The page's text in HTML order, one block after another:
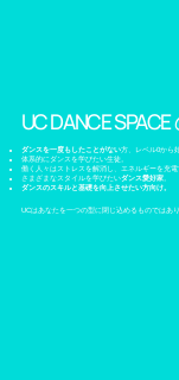
UC DANCE
ダンスを一度もしたことがない方、レベル0から
体系的にダンスを学びたい生徒。
働く人々はストレスを解消し、エネルギーを充電
さまざまなスタイルを学びたいダンス愛好家。
ダンスのスキルと基礎を向上させたい方向け。
UCはあなたを一つの型に閉じ込めるものではあり